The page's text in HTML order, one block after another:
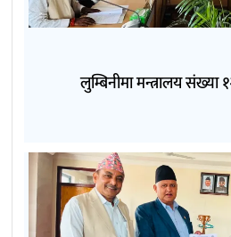
लुम्बिनीमा मन्त्रालय संख्या